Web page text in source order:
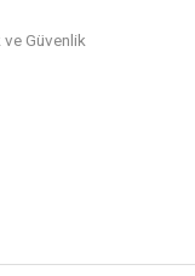
ve Güvenlik